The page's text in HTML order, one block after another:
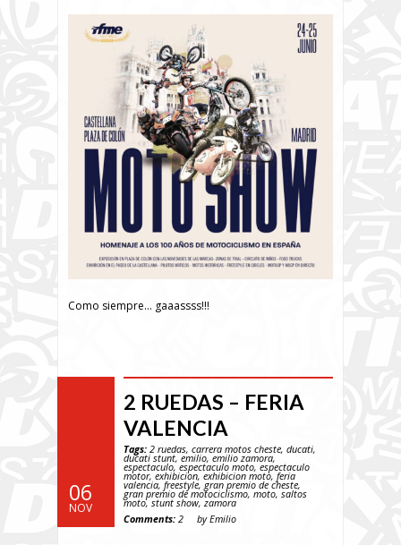
Como siempre… gaaassss!!!
06
NOV
2 RUEDAS – FERIA
VALENCIA
Tags: 2 ruedas, carrera motos cheste, ducati,
ducati stunt, emilio, emilio zamora,
espectaculo, espectaculo moto, espectaculo
motor, exhibicion, exhibicion moto, feria
valencia, freestyle, gran premio de cheste,
gran premio de motociclismo, moto, saltos
moto, stunt show, zamora
Comments: 2 by Emilio